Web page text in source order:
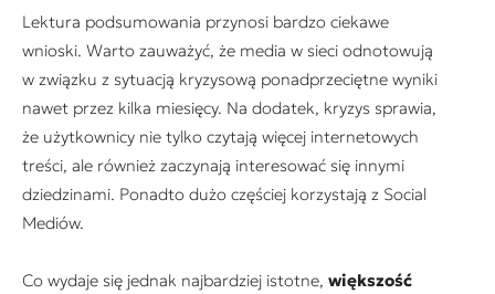
Lektura podsumowania przynosi bardzo ciekawe
wnioski. Warto zauważyć, że media w sieci odnotowują
w związku z sytuacją kryzysową ponadprzeciętne wyniki
nawet przez kilka miesięcy. Na dodatek, kryzys sprawia,
że użytkownicy nie tylko czytają więcej internetowych
treści, ale również zaczynają interesować się innymi
dziedzinami. Ponadto dużo częściej korzystają z Social
Mediów.
Co wydaje się jednak najbardziej istotne, większość